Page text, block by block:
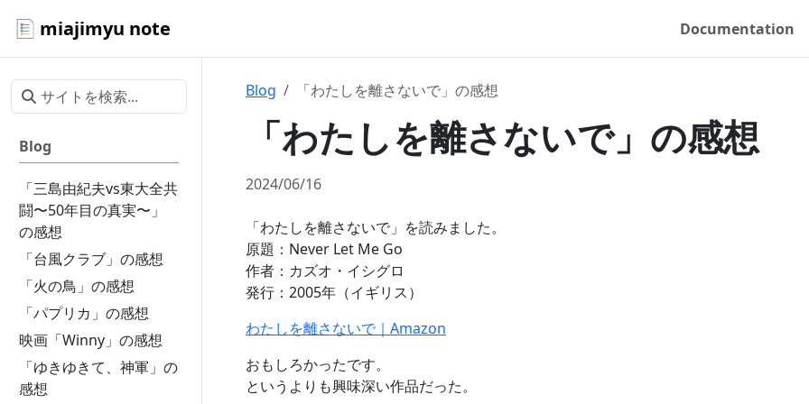
miajimyu note Documentation
Blog
「三島由紀夫vs東大全共
闘〜50年目の真実〜」
の感想
「台風クラブ」の感想
「火の鳥」の感想
「パプリカ」の感想
映画「Winny」の感想
「ゆきゆきて、神軍」の
感想
Blog 「わたしを離さないで」の感想
「わたしを離さないで」の感想
2024/06/16
「わたしを離さないで」を読みました。
原題：Never Let Me Go
作者：カズオ・イシグロ
発行：2005年（イギリス）
わたしを離さないで｜Amazon
おもしろかったです。
というよりも興味深い作品だった。